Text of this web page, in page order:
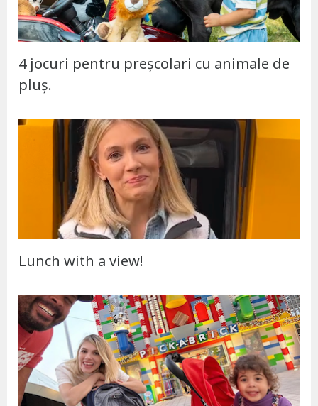
4 jocuri pentru preșcolari cu animale de
pluș.
Lunch with a view!